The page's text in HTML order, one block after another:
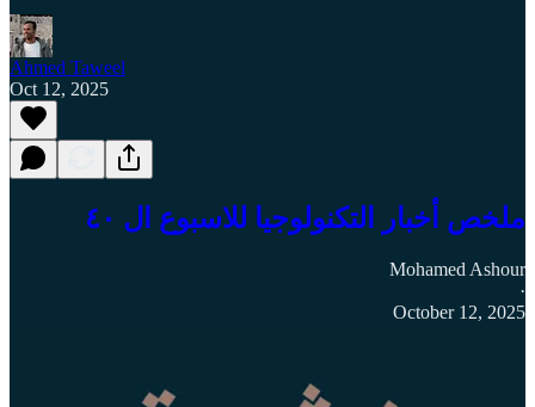
Ahmed Taweel
Oct 12, 2025
ملخص أخبار التكنولوجيا للاسبوع ال ٤٠
Mohamed Ashour
·
October 12, 2025